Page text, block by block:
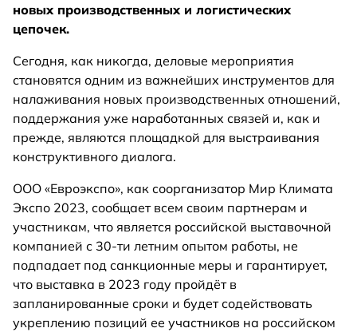
новых производственных и логистических
цепочек.
Сегодня, как никогда, деловые мероприятия
становятся одним из важнейших инструментов для
налаживания новых производственных отношений,
поддержания уже наработанных связей и, как и
прежде, являются площадкой для выстраивания
конструктивного диалога.
ООО «Евроэкспо», как соорганизатор Мир Климата
Экспо 2023, сообщает всем своим партнерам и
участникам, что является российской выставочной
компанией с 30-ти летним опытом работы, не
подпадает под санкционные меры и гарантирует,
что выставка в 2023 году пройдёт в
запланированные сроки и будет содействовать
укреплению позиций ее участников на российском